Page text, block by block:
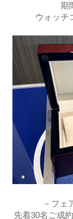
期
ウォッチ
－フェ
先着30名ご成